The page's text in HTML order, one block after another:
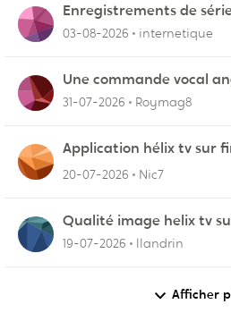
Enregistrements de
03-08-2026 internetique
Une commande vocal
31-07-2026 Roymag8
Application hélix tv sur
20-07-2026
Nic7
Qualité image helix tv
19-07-2026 llandrin
Afficher